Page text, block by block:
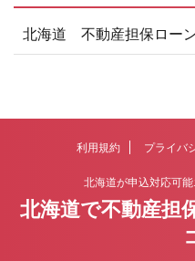
北海道 不動産担保ロー
利用規約 プライバ
北海道が申込対応可
北海道で不動産担